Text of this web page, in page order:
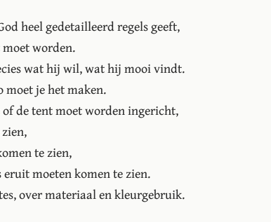
heel gedetailleerd regels geeft,
worden.
wat hij wil, wat hij mooi vindt.
je het maken.
de tent moet worden ingericht,
te zien,
moeten komen te zien.
over materiaal en kleurgebruik.